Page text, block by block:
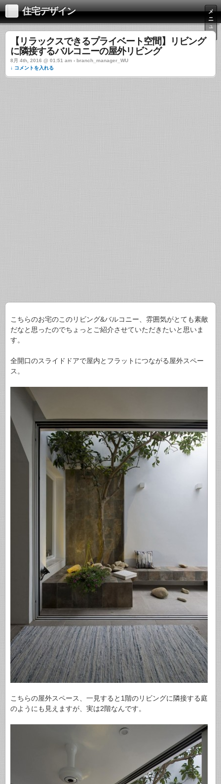
住宅デザイン
メ
ニ
ュ
ー
【リラックスできるプライベート空間】リビング
に隣接するバルコニーの屋外リビング
8月 4th, 2016 @ 01:51 am › branch_manager_WU
↓ コメントを入れる
こちらのお宅のこのリビング&バルコニー、雰囲気がとても素敵
だなと思ったのでちょっとご紹介させていただきたいと思いま
す。
全開口のスライドドアで屋内とフラットにつながる屋外スペー
ス。
こちらの屋外スペース、一見すると1階のリビングに隣接する庭
のようにも見えますが、実は2階なんです。